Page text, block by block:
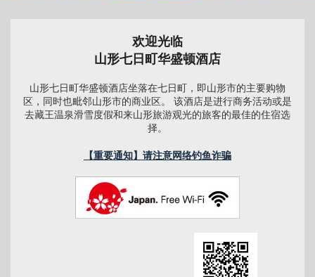
欢迎光临
山形七日町华盛顿酒店
山形七日町华盛顿酒店坐落在七日町，即山形市的主要购物
区，同时也毗邻山形市的商业区。 该酒店是进行商务活动或是
去藏王温泉滑雪度假和来山形旅游观光的旅客的最佳的住宿选
择。
【重要通知】请注意网络钓鱼诈骗